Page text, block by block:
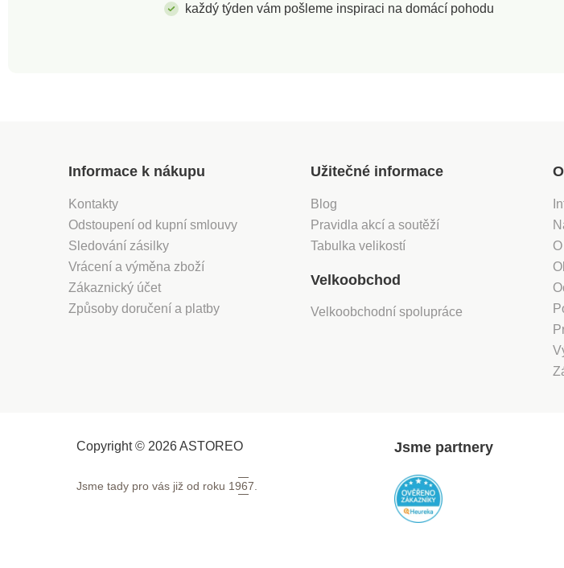
každý týden vám pošleme inspiraci na domácí pohodu
Informace k nákupu
Kontakty
Odstoupení od kupní smlouvy
Sledování zásilky
Vrácení a výměna zboží
Zákaznický účet
Způsoby doručení a platby
Užitečné informace
Blog
Pravidla akcí a soutěží
Tabulka velikostí
Velkoobchod
Velkoobchodní spolupráce
Copyright © 2026 ASTOREO
Jsme tady pro vás již od roku 1967.
Jsme partnery